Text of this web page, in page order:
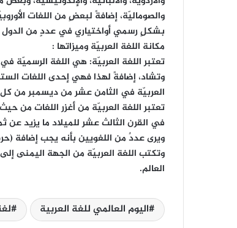
والصوماليّة، إضافةً لبعضٍ من اللغات
بشكلٍ رسمي أواختياري في عددٍ من الدول
مكانة اللغة العربيّة وميزاتها :
تعتبر اللغة العربيّة: هي اللغة الرسميّة
وتشاد، إضافةً لهذا فهي إحدى اللغات
العربيّة في الثامن عشر من ديسمبر من
تعتبر اللغة العربيّة من أغزر اللغات من
في القرن الثالث عشر للميلاد ما يزيد عن
ويرى عددٌ من اللغويين بأنه يجب إضافة
وتكتب اللغة العربيّة من الجهة اليمنى
العالم.
اليوم العالمي للغة العربية